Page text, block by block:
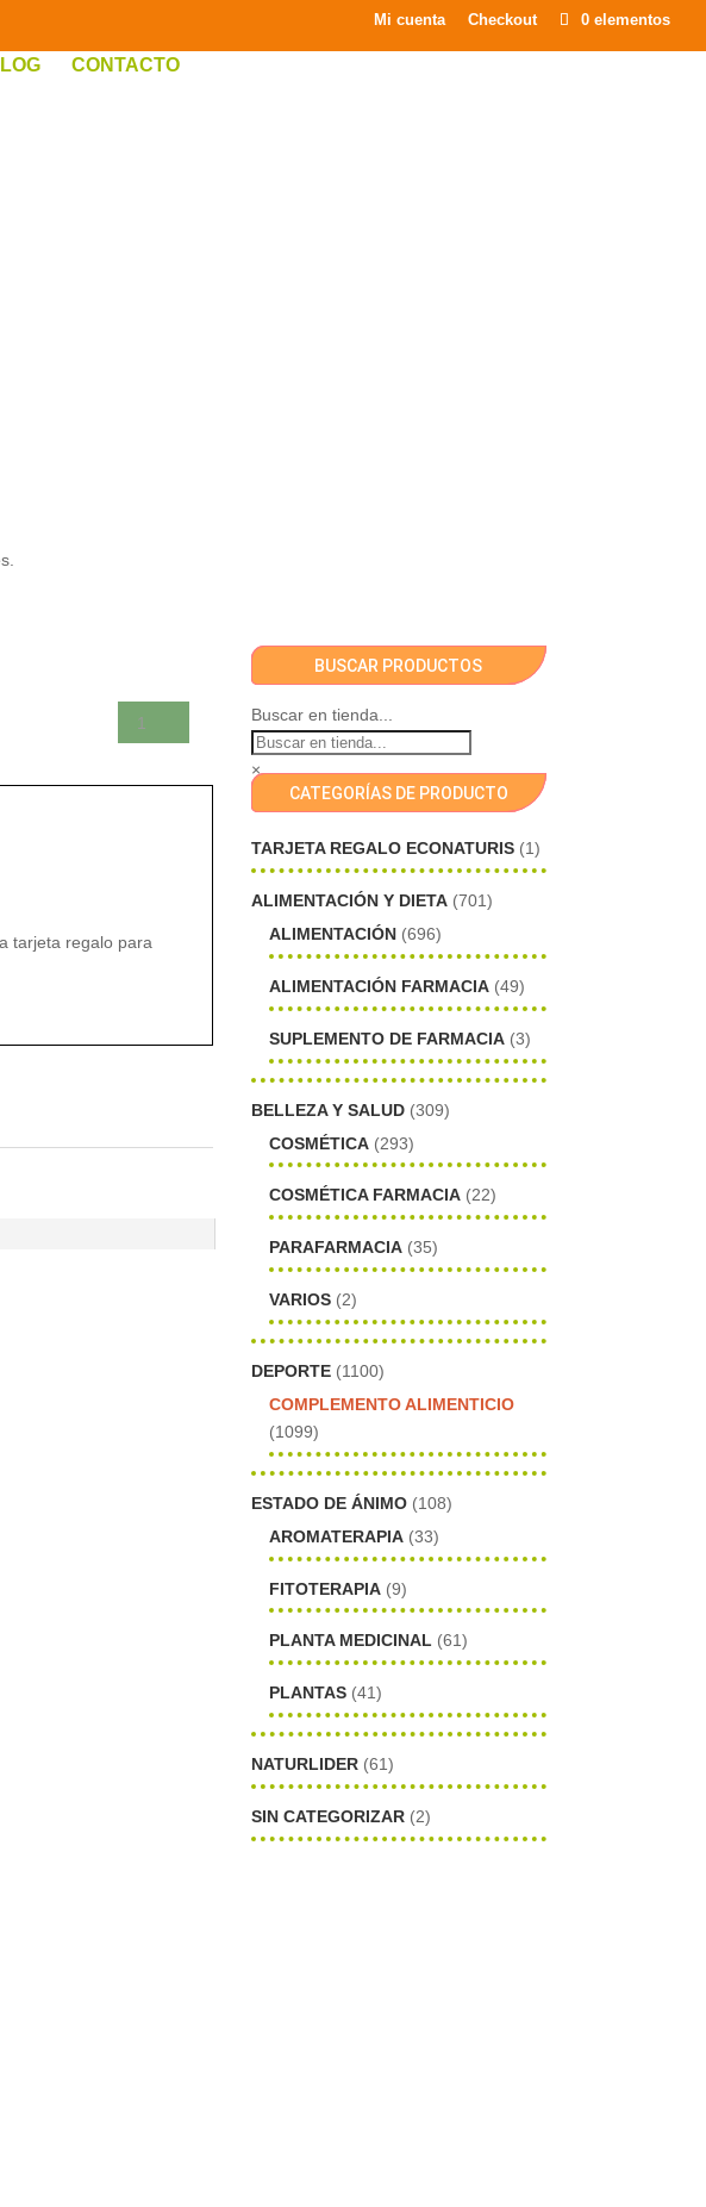
Mi cuenta Checkout 0 elementos
CONTACTO
tarjeta regalo para
BUSCAR PRODUCTOS
Buscar en tienda...
×
CATEGORÍAS DE PRODUCTO
TARJETA REGALO ECONATURIS (1)
ALIMENTACIÓN Y DIETA (701)
ALIMENTACIÓN (696)
ALIMENTACIÓN FARMACIA (49)
SUPLEMENTO DE FARMACIA (3)
BELLEZA Y SALUD (309)
COSMÉTICA (293)
COSMÉTICA FARMACIA (22)
PARAFARMACIA (35)
VARIOS (2)
DEPORTE (1100)
COMPLEMENTO ALIMENTICIO
(1099)
ESTADO DE ÁNIMO (108)
AROMATERAPIA (33)
FITOTERAPIA (9)
PLANTA MEDICINAL (61)
PLANTAS (41)
NATURLIDER (61)
SIN CATEGORIZAR (2)